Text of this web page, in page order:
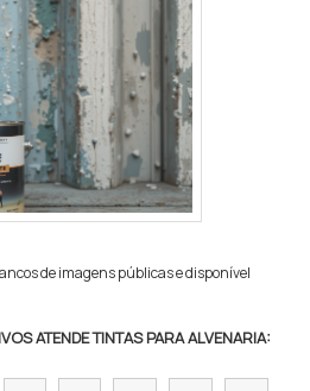
de imagens públicas e disponível
ATENDE TINTAS PARA ALVENARIA: